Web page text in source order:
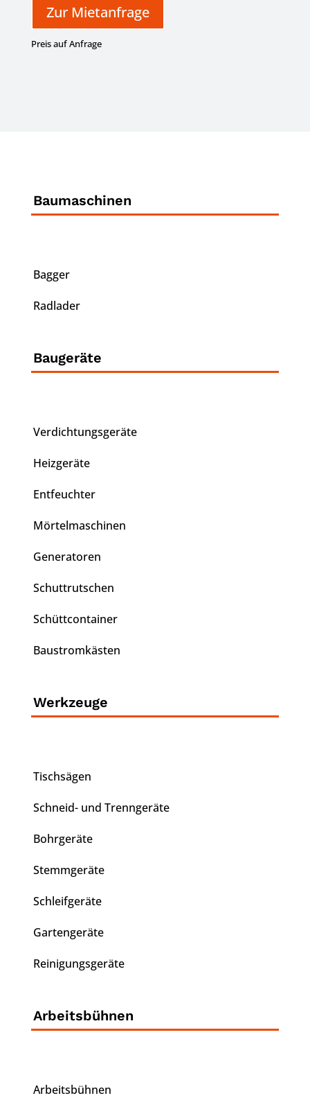
Zur Mietanfrage
Preis auf Anfrage
Baumaschinen
Bagger
Radlader
Baugeräte
Verdichtungsgeräte
Heizgeräte
Entfeuchter
Mörtelmaschinen
Generatoren
Schuttrutschen
Schüttcontainer
Baustromkästen
Werkzeuge
Tischsägen
Schneid- und Trenngeräte
Bohrgeräte
Stemmgeräte
Schleifgeräte
Gartengeräte
Reinigungsgeräte
Arbeitsbühnen
Arbeitsbühnen